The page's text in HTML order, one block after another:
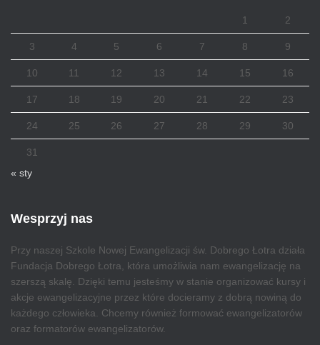
1 2
3 4 5 6 7 8 9
10 11 12 13 14 15 16
17 18 19 20 21 22 23
24 25 26 27 28 29 30
31
« sty
Wesprzyj nas
Przy naszej Szkole Nowej Ewangelizacji św. Dobrego Łotra działa
Fundacja Dobrego Łotra, która umożliwia nam ewangelizację na
szerszą skalę. Dzięki temu jesteśmy w stanie organizować kursy i
akcje ewangelizacyjne przez które docieramy z dobrą nowiną do
każdego człowieka. Chcemy również formować ewangelizatorów
oraz formatorów ewangelizatorów.